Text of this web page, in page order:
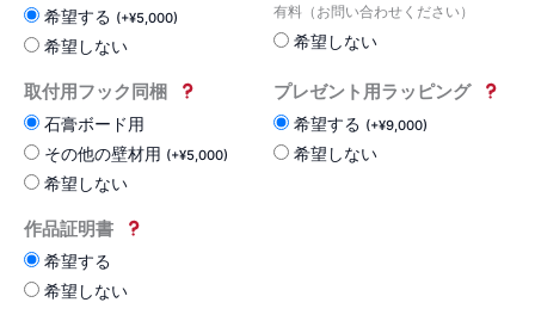
希望する (+¥5,000)
希望しない
有料（お問い合わせください）
希望しない
取付用フック同梱
石膏ボード用
その他の壁材用 (+¥5,000)
希望しない
プレゼント用ラッピング
希望する (+¥9,000)
希望しない
作品証明書
希望する
希望しない